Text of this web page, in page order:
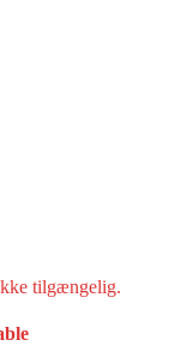
tilgængelig.